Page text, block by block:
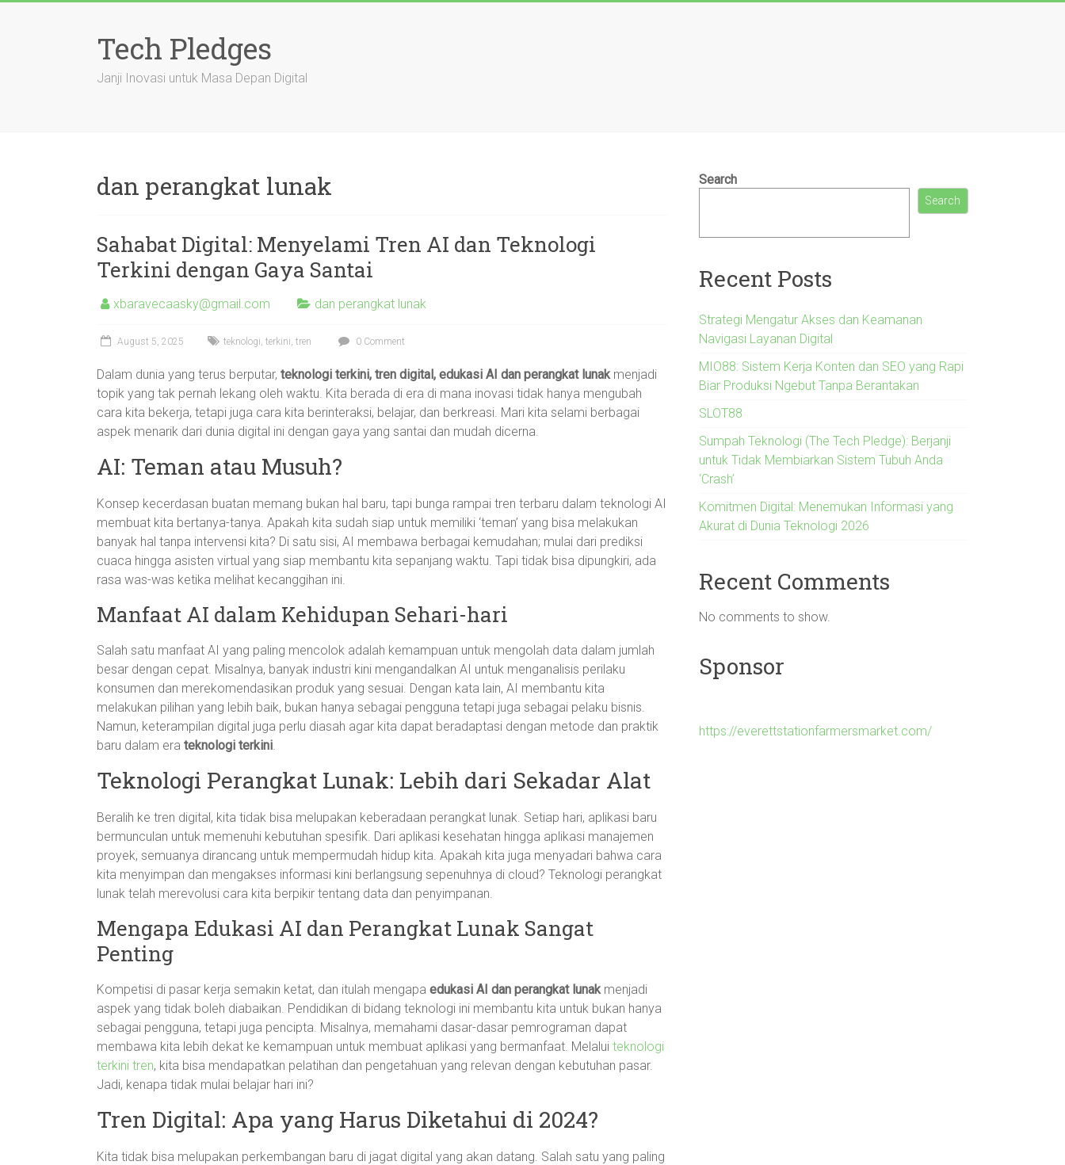
Tech Pledges
Janji Inovasi untuk Masa Depan Digital
dan perangkat lunak
Sahabat Digital: Menyelami Tren AI dan Teknologi
Terkini dengan Gaya Santai
xbaravecaasky@gmail.com dan perangkat lunak
August 5, 2025 teknologi, terkini, tren 0 Comment
Dalam dunia yang terus berputar, teknologi terkini, tren digital, edukasi AI dan perangkat lunakmenjadi
topik yang tak pernah lekang oleh waktu. Kita berada di era di mana inovasi tidak hanya mengubah
cara kita bekerja, tetapi juga cara kita berinteraksi, belajar, dan berkreasi. Mari kita selami berbagai
aspek menarik dari dunia digital ini dengan gaya yang santai dan mudah dicerna.
AI: Teman atau Musuh?
Konsep kecerdasan buatan memang bukan hal baru, tapi bunga rampai tren terbaru dalam teknologi AI
membuat kita bertanya-tanya. Apakah kita sudah siap untuk memiliki ‘teman’ yang bisa melakukan
banyak hal tanpa intervensi kita? Di satu sisi, AI membawa berbagai kemudahan; mulai dari prediksi
cuaca hingga asisten virtual yang siap membantu kita sepanjang waktu. Tapi tidak bisa dipungkiri, ada
rasa was-was ketika melihat kecanggihan ini.
Manfaat AI dalam Kehidupan Sehari-hari
Salah satu manfaat AI yang paling mencolok adalah kemampuan untuk mengolah data dalam jumlah
besar dengan cepat. Misalnya, banyak industri kini mengandalkan AI untuk menganalisis perilaku
konsumen dan merekomendasikan produk yang sesuai. Dengan kata lain, AI membantu kita
melakukan pilihan yang lebih baik, bukan hanya sebagai pengguna tetapi juga sebagai pelaku bisnis.
Namun, keterampilan digital juga perlu diasah agar kita dapat beradaptasi dengan metode dan praktik
baru dalam era teknologi terkini.
Teknologi Perangkat Lunak: Lebih dari Sekadar Alat
Beralih ke tren digital, kita tidak bisa melupakan keberadaan perangkat lunak. Setiap hari, aplikasi baru
bermunculan untuk memenuhi kebutuhan spesifik. Dari aplikasi kesehatan hingga aplikasi manajemen
proyek, semuanya dirancang untuk mempermudah hidup kita. Apakah kita juga menyadari bahwa cara
kita menyimpan dan mengakses informasi kini berlangsung sepenuhnya di cloud? Teknologi perangkat
lunak telah merevolusi cara kita berpikir tentang data dan penyimpanan.
Mengapa Edukasi AI dan Perangkat Lunak Sangat
Penting
Kompetisi di pasar kerja semakin ketat, dan itulah mengapa edukasi AI dan perangkat lunakmenjadi
aspek yang tidak boleh diabaikan. Pendidikan di bidang teknologi ini membantu kita untuk bukan hanya
sebagai pengguna, tetapi juga pencipta. Misalnya, memahami dasar-dasar pemrograman dapat
membawa kita lebih dekat ke kemampuan untuk membuat aplikasi yang bermanfaat. Melalui teknologi
terkini tren, kita bisa mendapatkan pelatihan dan pengetahuan yang relevan dengan kebutuhan pasar.
Jadi, kenapa tidak mulai belajar hari ini?
Tren Digital: Apa yang Harus Diketahui di 2024?
Kita tidak bisa melupakan perkembangan baru di jagat digital yang akan datang. Salah satu yang paling
Search
Search
Recent Posts
Strategi Mengatur Akses dan Keamanan
Navigasi Layanan Digital
MIO88: Sistem Kerja Konten dan SEO yang Rapi
Biar Produksi Ngebut Tanpa Berantakan
SLOT88
Sumpah Teknologi (The Tech Pledge): Berjanji
untuk Tidak Membiarkan Sistem Tubuh Anda
‘Crash’
Komitmen Digital: Menemukan Informasi yang
Akurat di Dunia Teknologi 2026
Recent Comments
No comments to show.
Sponsor
https://everettstationfarmersmarket.com/